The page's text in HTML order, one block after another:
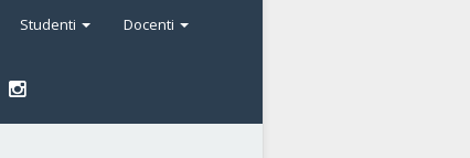
Studenti Docenti